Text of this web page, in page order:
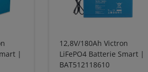
|
12,8V/180Ah Victron
LiFePO4 Batterie Smart |
BAT512118610